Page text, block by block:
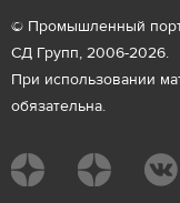
© Промышленный
СД Групп, 2006-2026.
При использовании
обязательна.